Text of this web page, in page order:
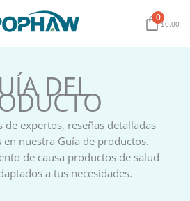
0
$0.00
DEL
de expertos, reseñas detalladas
nuestra Guía de productos.
de causa productos de salud
a tus necesidades.